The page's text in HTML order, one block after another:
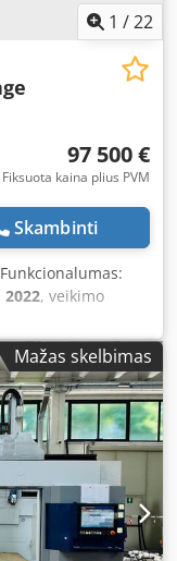
1 /22
97 500 €
Fiksuota kaina plius PVM
Skambinti
2022, veikimo
Arion 610
A96 100
valandos: 939
naujas, labai
darbui,
6 cilindrų
„Stage V“
AdBlue).
135 AG Dodpfx
AG Traktoriuje
Mažas skelbimas